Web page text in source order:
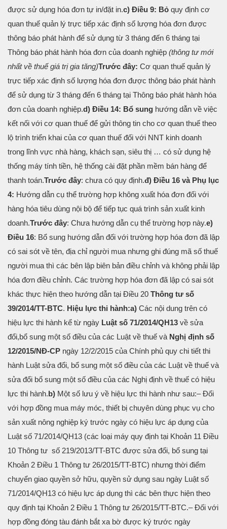
được sử dụng hóa đơn tự in/đặt in.c) Điều 9: Bỏ quy định cơ
quan thuế quản lý trực tiếp xác định số lượng hóa đơn được
thông báo phát hành để sử dụng từ 3 tháng đến 6 tháng tại
Thông báo phát hành hóa đơn của doanh nghiệp (thông tư mới
nhất về thuế giá trị gia tăng)Trước đây: Cơ quan thuế quản lý
trực tiếp xác định số lượng hóa đơn được thông báo phát hành
để sử dụng từ 3 tháng đến 6 tháng tại Thông báo phát hành hóa
đơn của doanh nghiệp.d) Điều 14: Bổ sung hướng dẫn về việc
kết nối với cơ quan thuế để gửi thông tin cho cơ quan thuế theo
lộ trình triển khai của cơ quan thuế đối với NNT kinh doanh
trong lĩnh vực nhà hàng, khách sạn, siêu thị … có sử dụng hệ
thống máy tính tiền, hệ thống cài đặt phần mềm bán hàng để
thanh toán.Trước đây: chưa có quy định.đ) Điều 16 và Phụ lục
4: Hướng dẫn cụ thể trường hợp không xuất hóa đơn đối với
hàng hóa tiêu dùng nội bộ để tiếp tục quá trình sản xuất kinh
doanh.Trước đây: Chưa hướng dẫn cụ thể trường hợp này.e)
Điều 16: Bổ sung hướng dẫn đối với trường hợp hóa đơn đã lập
có sai sót về tên, địa chỉ người mua nhưng ghi đúng mã số thuế
người mua thì các bên lập biên bản điều chỉnh và không phải lập
hóa đơn điều chỉnh. Các trường hợp hóa đơn đã lập có sai sót
khác thực hiện theo hướng dẫn tại Điều 20 Thông tư số
39/2014/TT-BTC. Hiệu lực thi hành:a) Các nội dung trên có
hiệu lực thi hành kể từ ngày Luật số 71/2014/QH13 về sửa
đổi,bổ sung một số điều của các Luật về thuế và Nghị định số
12/2015/NĐ-CP ngày 12/2/2015 của Chính phủ quy chi tiết thi
hành Luật sửa đổi, bổ sung một số điều của các Luật về thuế và
sửa đổi bổ sung một số điều của các Nghị định về thuế có hiệu
lực thi hành.b) Một số lưu ý về hiệu lực thi hành như sau:– Đối
với hợp đồng mua máy móc, thiết bị chuyên dùng phục vụ cho
sản xuất nông nghiệp ký trước ngày có hiệu lực áp dụng của
Luật số 71/2014/QH13 (các loại máy quy định tại Khoản 11 Điều
10 Thông tư số 219/2013/TT-BTC được sửa đổi, bổ sung tại
Khoản 2 Điều 1 Thông tư 26/2015/TT-BTC) nhưng thời điểm
chuyển giao quyền sở hữu, quyền sử dụng sau ngày Luật số
71/2014/QH13 có hiệu lực áp dụng thì các bên thực hiện theo
quy định tại Khoản 2 Điều 1 Thông tư 26/2015/TT-BTC.– Đối với
hợp đồng đóng tàu đánh bắt xa bờ được ký trước ngày